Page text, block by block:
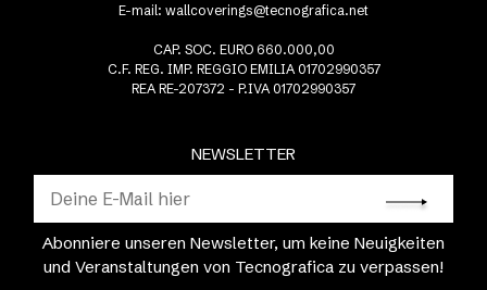
NEWSLETTER
Abonniere unseren Newsletter, um keine Neuigkeiten
und Veranstaltungen von Tecnografica zu verpassen!
E-mail: wallcoverings@tecnografica.net
CAP. SOC. EURO 660.000,00
C.F. REG. IMP. REGGIO EMILIA 01702990357
REA RE-207372 - P.IVA 01702990357